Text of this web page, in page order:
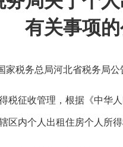
有关事项
家税务总局河北省税务局
征收管理，根据《中华
内个人出租住房个人所